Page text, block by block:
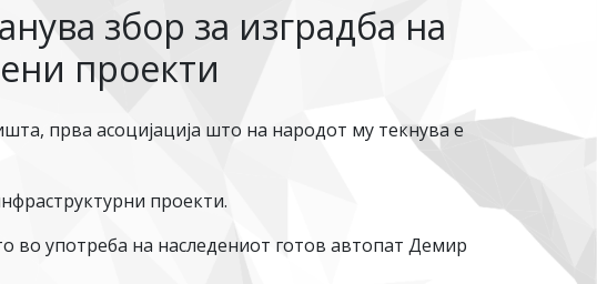
збор за изградба на
проекти
прва асоцијација што на народот му текнува е
проекти.
во употреба на наследениот готов автопат Демир